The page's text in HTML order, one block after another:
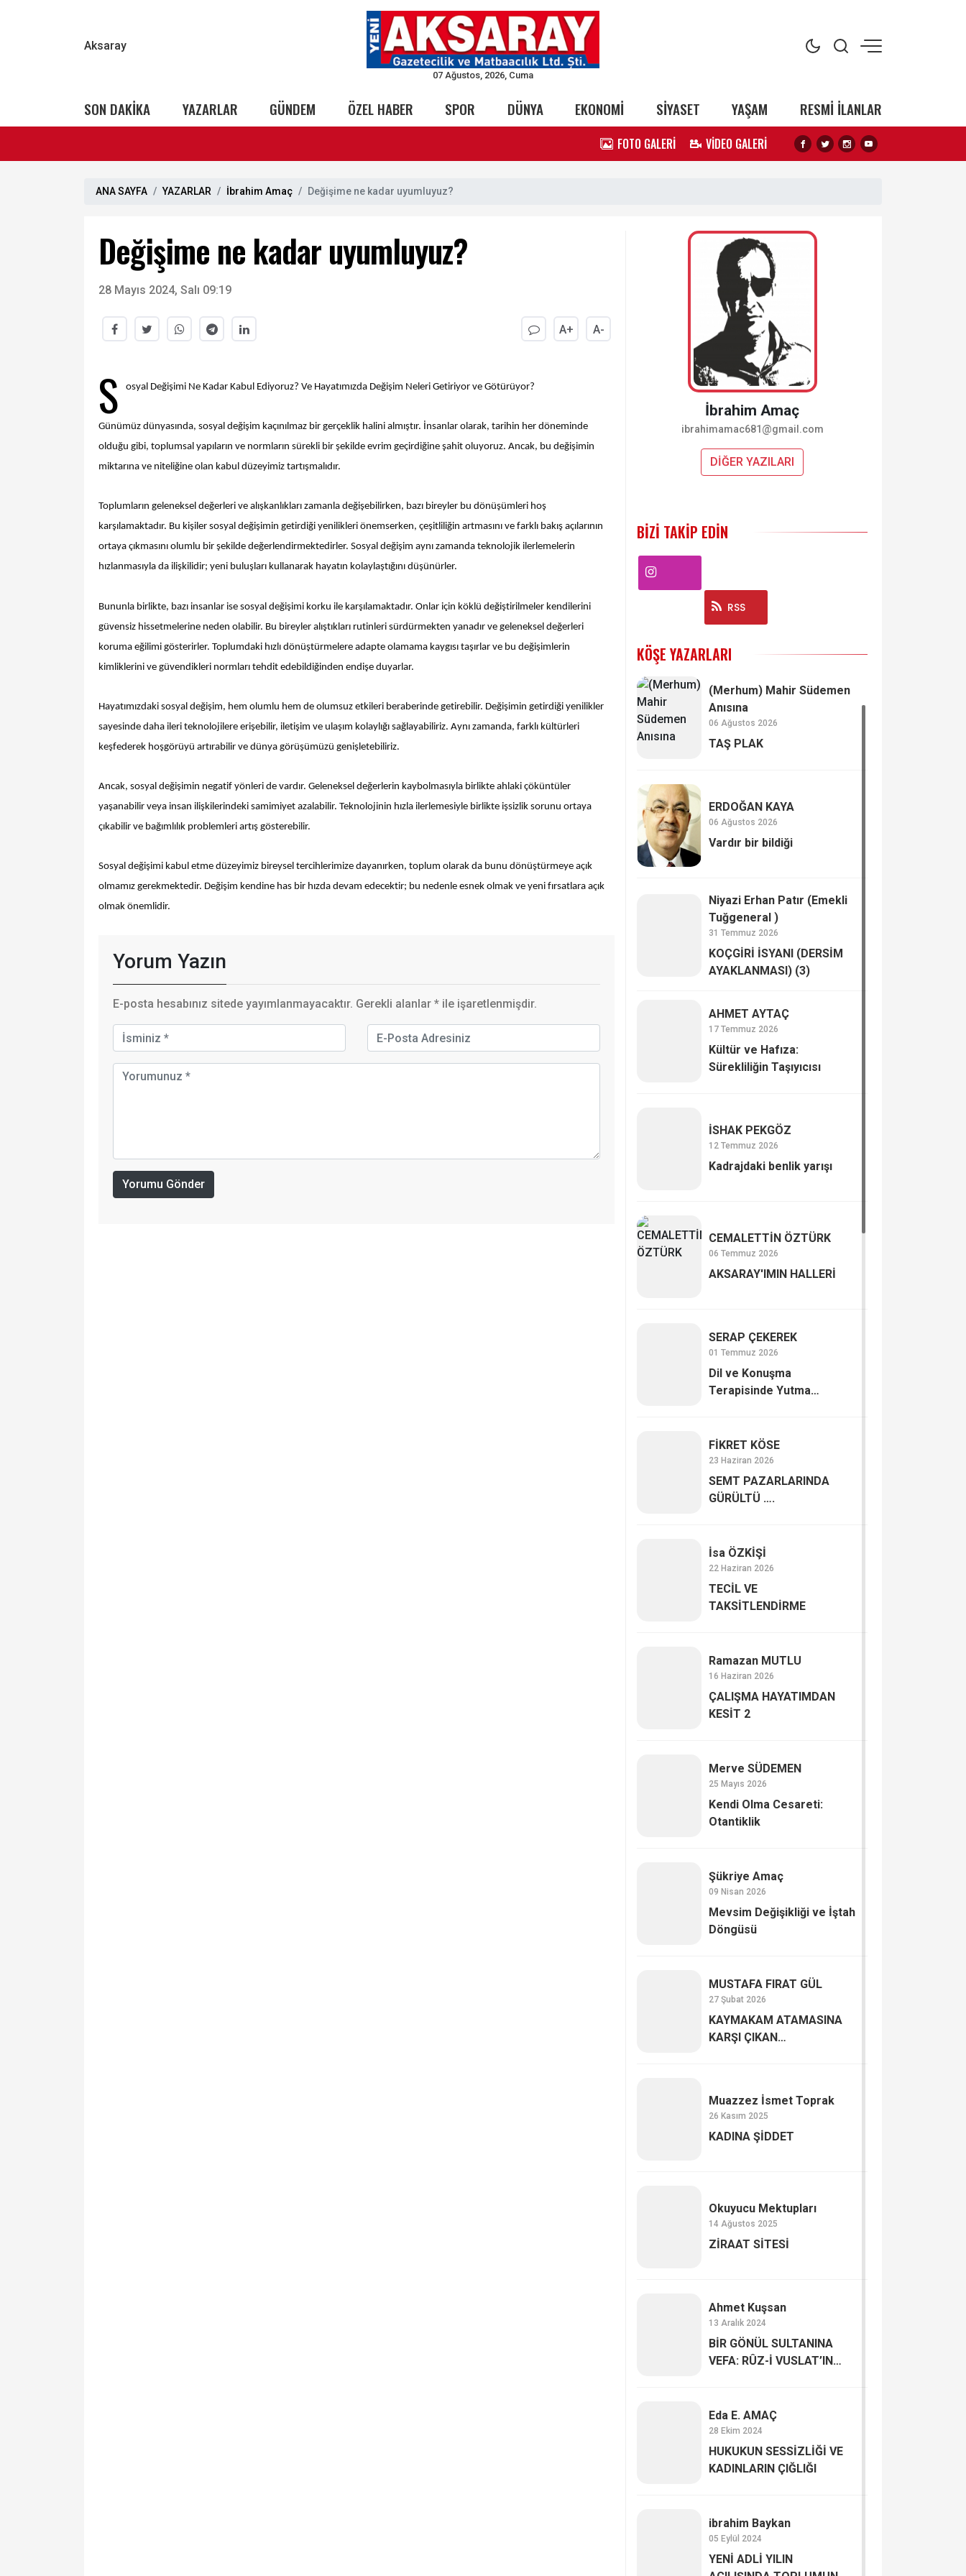
Aksaray
07 Ağustos, 2026, Cuma
SON DAKİKA YAZARLAR GÜNDEM ÖZEL HABER SPOR DÜNYA EKONOMİ SİYASET YAŞAM RESMİ İLANLAR
FOTO GALERİ VİDEO GALERİ
ANA SAYFA YAZARLAR İbrahim Amaç Değişime ne kadar uyumluyuz?
Değişime ne kadar uyumluyuz?
28 Mayıs 2024, Salı 09:19
A+ A-
S osyal Değişimi Ne Kadar Kabul Ediyoruz? Ve Hayatımızda Değişim Neleri Getiriyor ve Götürüyor?
Günümüz dünyasında, sosyal değişim kaçınılmaz bir gerçeklik halini almıştır. İnsanlar olarak, tarihin her döneminde
olduğu gibi, toplumsal yapıların ve normların sürekli bir şekilde evrim geçirdiğine şahit oluyoruz. Ancak, bu değişimin
miktarına ve niteliğine olan kabul düzeyimiz tartışmalıdır.
Toplumların geleneksel değerleri ve alışkanlıkları zamanla değişebilirken, bazı bireyler bu dönüşümleri hoş
karşılamaktadır. Bu kişiler sosyal değişimin getirdiği yenilikleri önemserken, çeşitliliğin artmasını ve farklı bakış açılarının
ortaya çıkmasını olumlu bir şekilde değerlendirmektedirler. Sosyal değişim aynı zamanda teknolojik ilerlemelerin
hızlanmasıyla da ilişkilidir; yeni buluşları kullanarak hayatın kolaylaştığını düşünürler.
Bununla birlikte, bazı insanlar ise sosyal değişimi korku ile karşılamaktadır. Onlar için köklü değiştirilmeler kendilerini
güvensiz hissetmelerine neden olabilir. Bu bireyler alıştıkları rutinleri sürdürmekten yanadır ve geleneksel değerleri
koruma eğilimi gösterirler. Toplumdaki hızlı dönüştürmelere adapte olamama kaygısı taşırlar ve bu değişimlerin
kimliklerini ve güvendikleri normları tehdit edebildiğinden endişe duyarlar.
Hayatımızdaki sosyal değişim, hem olumlu hem de olumsuz etkileri beraberinde getirebilir. Değişimin getirdiği yenilikler
sayesinde daha ileri teknolojilere erişebilir, iletişim ve ulaşım kolaylığı sağlayabiliriz. Aynı zamanda, farklı kültürleri
keşfederek hoşgörüyü artırabilir ve dünya görüşümüzü genişletebiliriz.
Ancak, sosyal değişimin negatif yönleri de vardır. Geleneksel değerlerin kaybolmasıyla birlikte ahlaki çöküntüler
yaşanabilir veya insan ilişkilerindeki samimiyet azalabilir. Teknolojinin hızla ilerlemesiyle birlikte işsizlik sorunu ortaya
çıkabilir ve bağımlılık problemleri artış gösterebilir.
Sosyal değişimi kabul etme düzeyimiz bireysel tercihlerimize dayanırken, toplum olarak da bunu dönüştürmeye açık
olmamız gerekmektedir. Değişim kendine has bir hızda devam edecektir; bu nedenle esnek olmak ve yeni fırsatlara açık
olmak önemlidir.
Yorum Yazın
E-posta hesabınız sitede yayımlanmayacaktır. Gerekli alanlar * ile işaretlenmişdir.
Yorumu Gönder
İbrahim Amaç
ibrahimamac681@gmail.com
DİĞER YAZILARI
BIZI TAKIP EDIN
RSS
KÖŞE YAZARLARI
(Merhum) Mahir Südemen
Anısına
06 Ağustos 2026
TAŞ PLAK
ERDOĞAN KAYA
06 Ağustos 2026
Vardır bir bildiği
Niyazi Erhan Patır (Emekli
Tuğgeneral )
31 Temmuz 2026
KOÇGİRİ İSYANI (DERSİM
AYAKLANMASI) (3)
AHMET AYTAÇ
17 Temmuz 2026
Kültür ve Hafıza:
Sürekliliğin Taşıyıcısı
İSHAK PEKGÖZ
12 Temmuz 2026
Kadrajdaki benlik yarışı
CEMALETTİN ÖZTÜRK
06 Temmuz 2026
AKSARAY'IMIN HALLERİ
SERAP ÇE­KE­REK
01 Temmuz 2026
Dil ve Konuşma
Terapisinde Yutma
FİKRET KÖSE
23 Haziran 2026
SEMT PAZARLARINDA
GÜRÜLTÜ ….
İsa ÖZKİŞİ
22 Haziran 2026
TECİL VE
TAKSİTLENDİRME
Ramazan MUTLU
16 Haziran 2026
ÇALIŞMA HAYATIMDAN
KESİT 2
Merve SÜDEMEN
25 Mayıs 2026
Kendi Olma Cesareti:
Otantiklik
Şükriye Amaç
09 Nisan 2026
Mevsim Değişikliği ve İştah
Döngüsü
MUSTAFA FIRAT GÜL
27 Şubat 2026
KAYMAKAM ATAMASINA
KARŞI ÇIKAN
Muazzez İsmet Toprak
26 Kasım 2025
KADINA ŞİDDET
Okuyucu Mektupları
14 Ağustos 2025
ZİRAAT SİTESİ
Ahmet Kuşsan
13 Aralık 2024
BİR GÖNÜL SULTANINA
VEFA: RÛZ-İ VUSLAT’IN
Eda E. AMAÇ
28 Ekim 2024
HUKUKUN SESSİZLİĞİ VE
KADINLARIN ÇIĞLIĞI
ibrahim Baykan
05 Eylül 2024
YENİ ADLİ YILIN